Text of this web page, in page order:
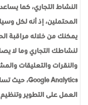
النشاط التجاري، كما
المحتملين، إذ أنه لكل
يمكنك من خلاله مراقبة
لنشاطك التجاري وما لا
والنقرات والتعليقات
العمل على التطوير